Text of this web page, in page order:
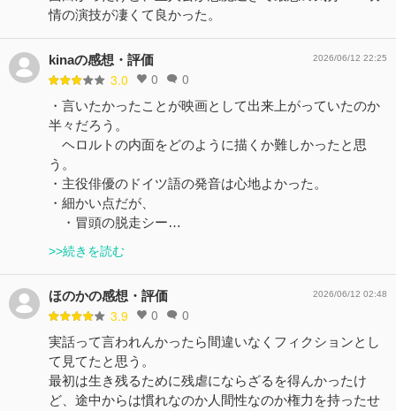
情の演技が凄くて良かった。
kinaの感想・評価
3.0 0 0
2026/06/12 22:25
・言いたかったことが映画として出来上がっていたのか
半々だろう。
ヘロルトの内面をどのように描くか難しかったと思
う。
・主役俳優のドイツ語の発音は心地よかった。
・細かい点だが、
・冒頭の脱走シー…
>>続きを読む
ほのかの感想・評価
3.9 0 0
2026/06/12 02:48
実話って言われんかったら間違いなくフィクションとし
て見てたと思う。
最初は生き残るために残虐にならざるを得んかったけ
ど、途中からは慣れなのか人間性なのか権力を持ったせ